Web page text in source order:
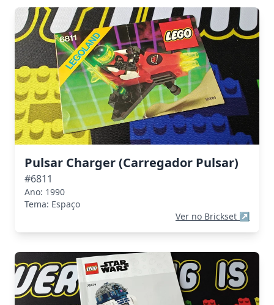
Pulsar Charger (Carregador Pulsar)
#6811
Ano: 1990
Tema: Espaço
Ver no Brickset ↗